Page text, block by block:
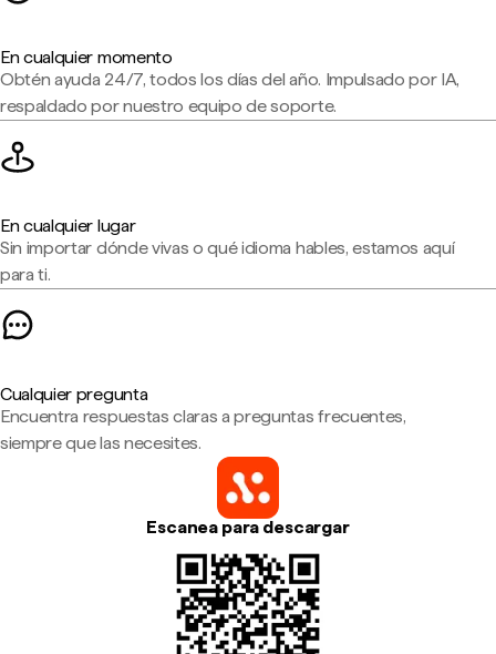
En cualquier momento
Obtén ayuda 24/7, todos los días del año. Impulsado por IA,
respaldado por nuestro equipo de soporte.
En cualquier lugar
Sin importar dónde vivas o qué idioma hables, estamos aquí
para ti.
Cualquier pregunta
Encuentra respuestas claras a preguntas frecuentes,
siempre que las necesites.
Escanea para descargar